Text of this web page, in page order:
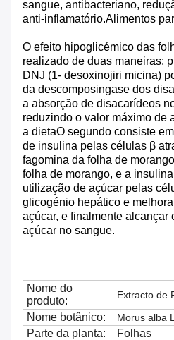
sangue, antibacteriano,
anti-inflamatório.Alimentos
O efeito hipoglicémico das
realizado de duas maneiras:
DNJ (1- desoxinojiri micina)
da descomposingase dos
a absorção de disacarídeos
reduzindo o valor máximo de
a dietaO segundo consiste
de insulina pelas células β
fagomina da folha de
folha de morango, e a
utilização de açúcar pelas
glicogénio hepático e
açúcar, e finalmente alcançar
açúcar no sangue.
Nome do
produto:
Extracto de
Nome botânico: Morus alba
Parte da planta: Folhas